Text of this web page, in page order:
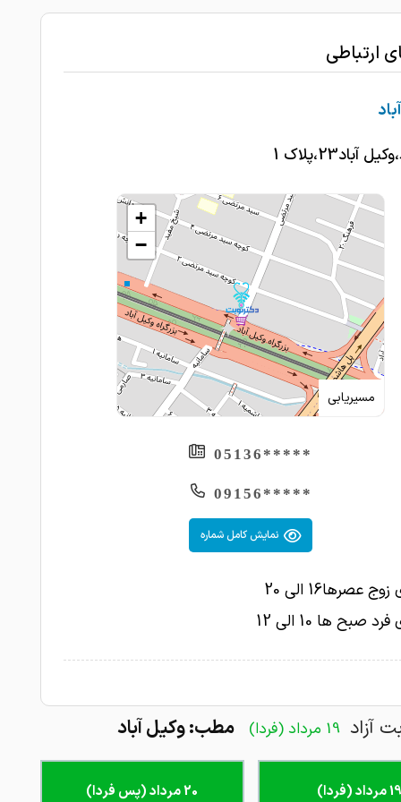
عال
عالی
کمر درد داشتم بهتر شدم
کمر درد
کمر درد داشتم بهتر شدم
برای کمر دردم رفتم خیلی خوب بود
1404-06-25
چندبار بریا کمر درذ مراجعه داشتم و خیلی بهتر
1404-06-19
بسیارمجرب وعالی 1404-06-17
عالی 1404-06-17
ایشان فردی وقت شناس و مجرب و متدین است
در حال درمان شکستگی ترقوه
برای کمر درد شدید خدمتشون رسیدم . ایشون
مشکل اصلی رو توضیح دادند و درمان کردند
معاینه دقیق
عالی
خوب بودن من راضی بودم 1404-03-13
آزاد 19 مرداد (فردا) مطب: وکیل آباد
19 مرداد (فردا) 20 مرداد (پس فردا)
ارتباطی
آباد23،پلاک 1
مسیریابی
+
−
*****05136
*****09156
نمایش کامل شماره
عصرها16 الی 20
صبح ها 10 الی 12